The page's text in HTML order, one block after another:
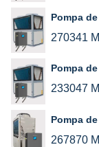
Pompa
270341
Pompa
233047
Pompa
267870